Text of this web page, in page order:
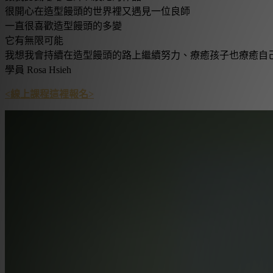
很開心在造型饅頭的世界裡又遇見一位良師
一直很喜歡造型饅頭的多變
它有無限可能
我想我會持續在造型饅頭的路上繼續努力、療癒孩子也療癒自
學員 Rosa Hsieh
<線上課程這裡報名>